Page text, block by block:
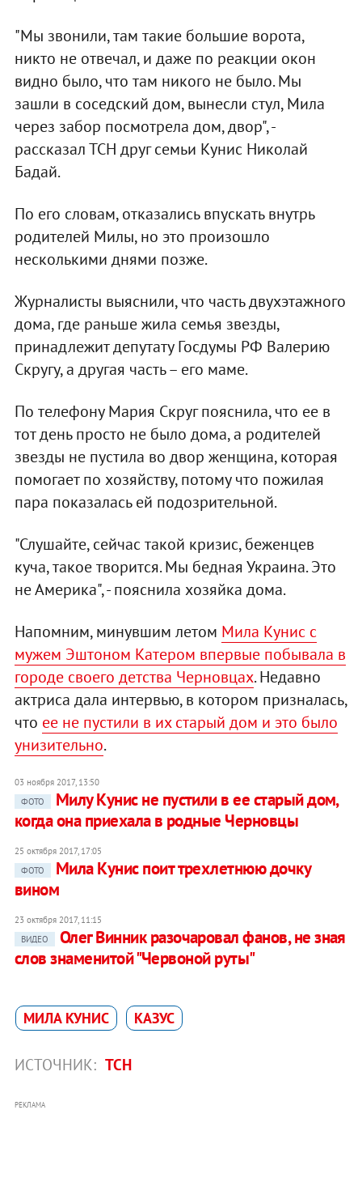
"Мы звонили, там такие большие ворота,
никто не отвечал, и даже по реакции окон
видно было, что там никого не было. Мы
зашли в соседский дом, вынесли стул, Мила
через забор посмотрела дом, двор", -
рассказал ТСН друг семьи Кунис Николай
Бадай.
По его словам, отказались впускать внутрь
родителей Милы, но это произошло
несколькими днями позже.
Журналисты выяснили, что часть двухэтажного
дома, где раньше жила семья звезды,
принадлежит депутату Госдумы РФ Валерию
Скругу, а другая часть – его маме.
По телефону Мария Скруг пояснила, что ее в
тот день просто не было дома, а родителей
звезды не пустила во двор женщина, которая
помогает по хозяйству, потому что пожилая
пара показалась ей подозрительной.
"Слушайте, сейчас такой кризис, беженцев
куча, такое творится. Мы бедная Украина. Это
не Америка", - пояснила хозяйка дома.
Напомним, минувшим летом Мила Кунис с
мужем Эштоном Катером впервые побывала в
городе своего детства Черновцах. Недавно
актриса дала интервью, в котором призналась,
что ее не пустили в их старый дом и это было
унизительно.
03 ноября 2017, 13:50
ФОТО
Милу Кунис не пустили в ее старый дом,
когда она приехала в родные Черновцы
25 октября 2017, 17:05
ФОТО
Мила Кунис поит трехлетнюю дочку
вином
23 октября 2017, 11:15
ВИДЕО
Олег Винник разочаровал фанов, не зная
слов знаменитой "Червоной руты"
МИЛА КУНИС КАЗУС
ИСТОЧНИК: ТСН
РЕКЛАМА